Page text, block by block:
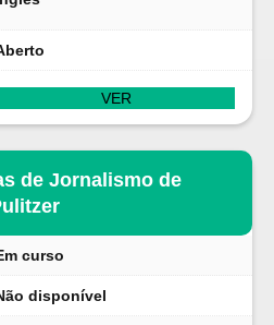
VER
de Jornalismo de
curso
disponível